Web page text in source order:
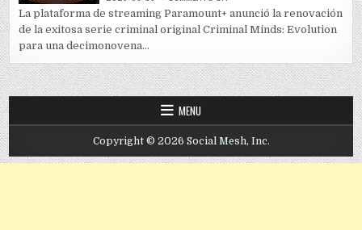
La plataforma de streaming Paramount+ anunció la renovación
de la exitosa serie criminal original Criminal Minds: Evolution
para una decimonovena...
MENU
Copyright © 2026 Social Mesh, Inc.